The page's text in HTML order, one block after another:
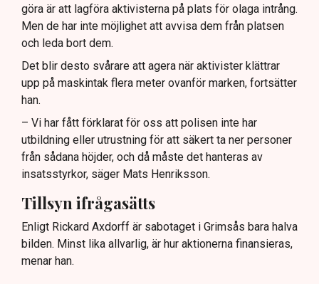
göra är att lagföra aktivisterna på plats för olaga intrång.
Men de har inte möjlighet att avvisa dem från platsen
och leda bort dem.
Det blir desto svårare att agera när aktivister klättrar
upp på maskintak flera meter ovanför marken, fortsätter
han.
– Vi har fått förklarat för oss att polisen inte har
utbildning eller utrustning för att säkert ta ner personer
från sådana höjder, och då måste det hanteras av
insatsstyrkor, säger Mats Henriksson.
Tillsyn ifrågasätts
Enligt Rickard Axdorff är sabotaget i Grimsås bara halva
bilden. Minst lika allvarlig, är hur aktionerna finansieras,
menar han.